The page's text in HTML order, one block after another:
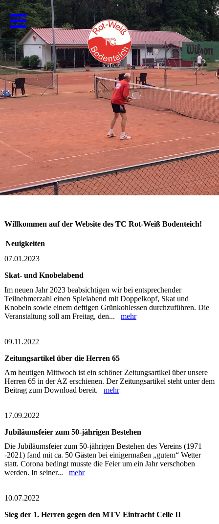
Willkommen auf der Website des TC Rot-Weiß Bodenteich!
Neuigkeiten
07.01.2023
Skat- und Knobelabend
Im neuen Jahr 2023 beabsichtigen wir bei entsprechender
Teilnehmerzahl einen Spielabend mit Doppelkopf, Skat und
Knobeln sowie einem deftigen Grünkohlessen durchzuführen. Die
Veranstaltung soll am Freitag, den... mehr
09.11.2022
Zeitungsartikel über die Herren 65
Am heutigen Mittwoch ist ein schöner Zeitungsartikel über unsere
Herren 65 in der AZ erschienen. Der Zeitungsartikel steht unter dem
Beitrag zum Download bereit. mehr
17.09.2022
Jubiläumsfeier zum 50-jährigen Bestehen
Die Jubiläumsfeier zum 50-jährigen Bestehen des Vereins (1971
-2021) fand mit ca. 50 Gästen bei einigermaßen „gutem“ Wetter
statt. Corona bedingt musste die Feier um ein Jahr verschoben
werden. In seiner... mehr
10.07.2022
Sieg der 1. Herren gegen den MTV Eintracht Celle II